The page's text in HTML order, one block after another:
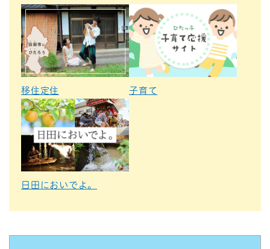
移住定住 子育て
日田においでよ。